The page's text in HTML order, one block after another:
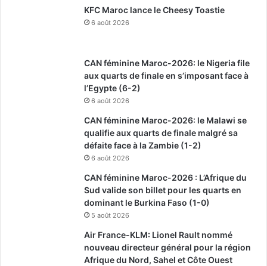
KFC Maroc lance le Cheesy Toastie
6 août 2026
CAN féminine Maroc-2026: le Nigeria file
aux quarts de finale en s’imposant face à
l’Egypte (6-2)
6 août 2026
CAN féminine Maroc-2026: le Malawi se
qualifie aux quarts de finale malgré sa
défaite face à la Zambie (1-2)
6 août 2026
CAN féminine Maroc-2026 : L’Afrique du
Sud valide son billet pour les quarts en
dominant le Burkina Faso (1-0)
5 août 2026
Air France-KLM: Lionel Rault nommé
nouveau directeur général pour la région
Afrique du Nord, Sahel et Côte Ouest